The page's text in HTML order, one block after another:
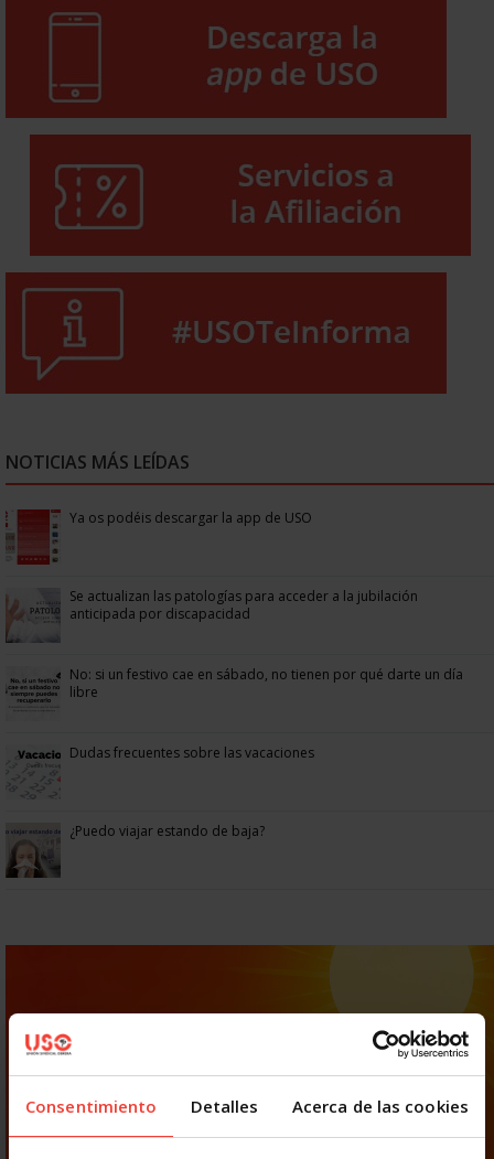
Consentimiento Detalles Acerca de las cookies
NOTICIAS MÁS LEÍDAS
Ya os podéis descargar la app de USO
Se actualizan las patologías para acceder a la jubilación
anticipada por discapacidad
No: si un festivo cae en sábado, no tienen por qué darte un día
libre
Dudas frecuentes sobre las vacaciones
¿Puedo viajar estando de baja?